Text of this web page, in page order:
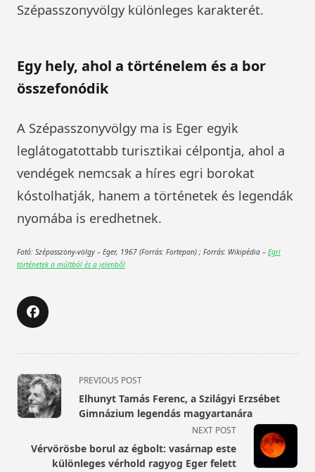
Szépasszonyvölgy különleges karakterét.
Egy hely, ahol a történelem és a bor
összefonódik
A Szépasszonyvölgy ma is Eger egyik
leglátogatottabb turisztikai célpontja, ahol a
vendégek nemcsak a híres egri borokat
kóstolhatják, hanem a történetek és legendák
nyomába is eredhetnek.
Fotó: Szépasszony-völgy – Eger, 1967 (Forrás: Fortepan) ; Forrás: Wikipédia – Egri
történetek a múltból és a jelenből
<span
class="nav-
subtitle
reader-
text">Page</span>
PREVIOUS POST
Elhunyt Tamás Ferenc, a Szilágyi Erzsébet
Gimnázium legendás magyartanára
NEXT POST
Vérvörösbe borul az égbolt: vasárnap este
különleges vérhold ragyog Eger felett